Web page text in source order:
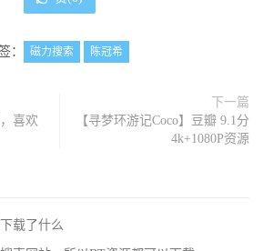
： 磁力搜索 陈冠希
喜欢
下一篇
【寻梦环游记Coco】豆瓣 9.1分
4k+1080P资源
载了什么